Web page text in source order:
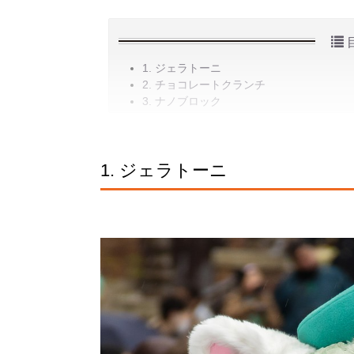
1. ジェラトーニ
2. チョコレートクランチ
3. ナノブロック
1. ジェラトーニ